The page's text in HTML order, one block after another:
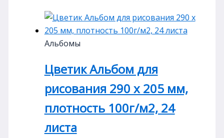
Альбомы
Цветик Альбом для
рисования 290 х 205 мм,
плотность 100г/м2, 24
листа